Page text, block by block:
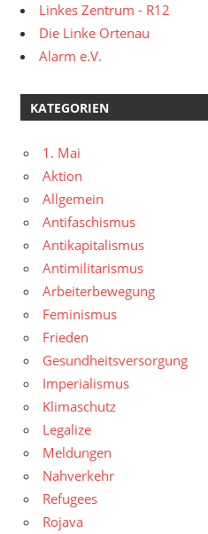
Linkes Zentrum - R12
Die Linke Ortenau
Alarm e.V.
KATEGORIEN
1. Mai
Aktion
Allgemein
Antifaschismus
Antikapitalismus
Antimilitarismus
Arbeiterbewegung
Feminismus
Frieden
Gesundheitsversorgung
Imperialismus
Klimaschutz
Legalize
Meldungen
Nahverkehr
Refugees
Rojava